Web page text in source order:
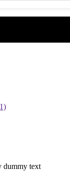
dummy text